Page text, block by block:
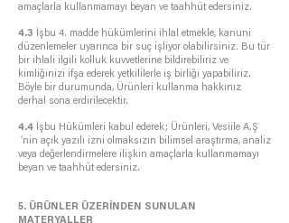
amaçlarla kullanmamayı beyan ve taahhüt edersiniz.
4.3 İşbu 4. madde hükümlerini ihlal etmekle, kanuni
düzenlemeler uyarınca bir suç işliyor olabilirsiniz. Bu tür
bir ihlali ilgili kolluk kuvvetlerine bildirebiliriz ve
kimliğinizi ifşa ederek yetkililerle iş birliği yapabiliriz.
Böyle bir durumunda, Ürünleri kullanma hakkınız
derhal sona erdirilecektir.
4.4 İşbu Hükümleri kabul ederek; Ürünleri, Vesiile A.Ş
’nin açık yazılı izni olmaksızın bilimsel araştırma, analiz
veya değerlendirmelere ilişkin amaçlarla kullanmamayı
beyan ve taahhüt edersiniz.
5. ÜRÜNLER ÜZERİNDEN SUNULAN
MATERYALLER